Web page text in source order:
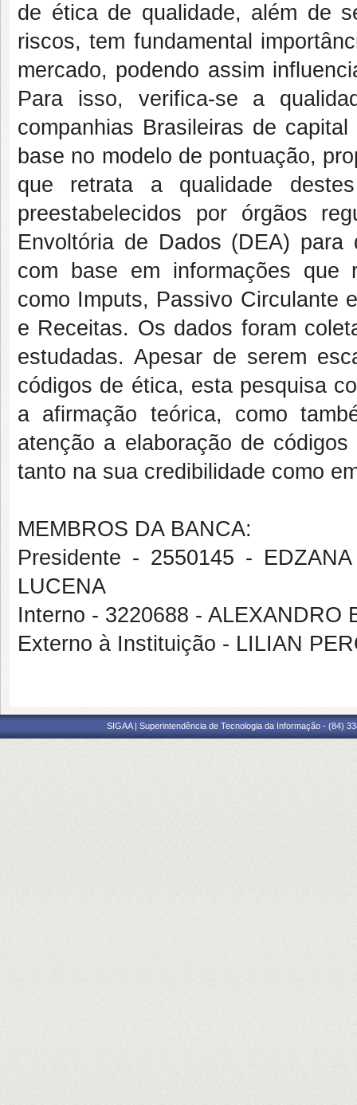
de ética de qualidade, além de
riscos, tem fundamental
mercado, podendo assim
Para isso, verifica-se a
companhias Brasileiras de
base no modelo de pontuação,
que retrata a qualidade
preestabelecidos por órgãos
Envoltória de Dados (DEA)
com base em informações que
como Imputs, Passivo Circulante
e Receitas. Os dados foram
estudadas. Apesar de serem
códigos de ética, esta pesquisa
a afirmação teórica, como
atenção a elaboração de
tanto na sua credibilidade como
MEMBROS DA BANCA:
Presidente - 2550145 -
LUCENA
Interno - 3220688 - ALEXANDRO
Externo à Instituição - LILIAN
SIGAA | Superintendência de Tecnologia da Informação - (84)